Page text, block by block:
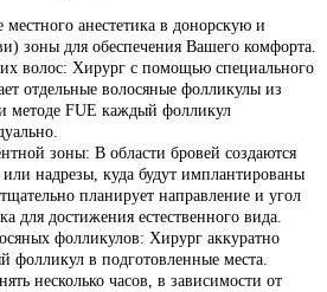
местного анестетика в донорскую и
зоны для обеспечения Вашего комфорта.
волос: Хирург с помощью специального
отдельные волосяные фолликулы из
методе FUE каждый фолликул
зоны: В области бровей создаются
надрезы, куда будут имплантированы
планирует направление и угол
для достижения естественного вида.
фолликулов: Хирург аккуратно
фолликул в подготовленные места.
несколько часов, в зависимости от